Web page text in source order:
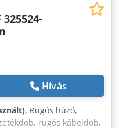
325524-
Hívás
, Rugós húzó,
rugós kábeldob,